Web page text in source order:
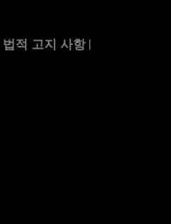
법적 고지 사항|